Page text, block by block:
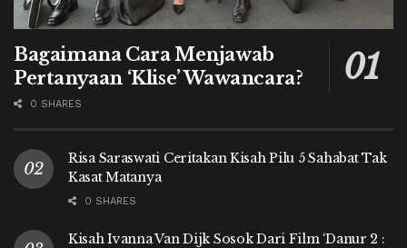
Bagaimana Cara Menjawab
Pertanyaan ‘Klise’ Wawancara?
0 SHARES
Risa Saraswati Ceritakan Kisah Pilu 5 Sahabat Tak
Kasat Matanya
0 SHARES
Kisah Ivanna Van Dijk Sosok Dari Film ‘Danur 2 :